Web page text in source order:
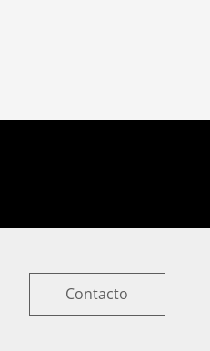
Contacto